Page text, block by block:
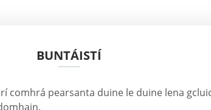
BUNTÁISTÍ
comhrá pearsanta duine le duine lena